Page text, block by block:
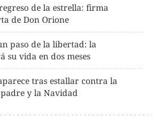
de la estrella: firma
de Don Orione
paso de la libertad: la
su vida en dos meses
tras estallar contra la
y la Navidad